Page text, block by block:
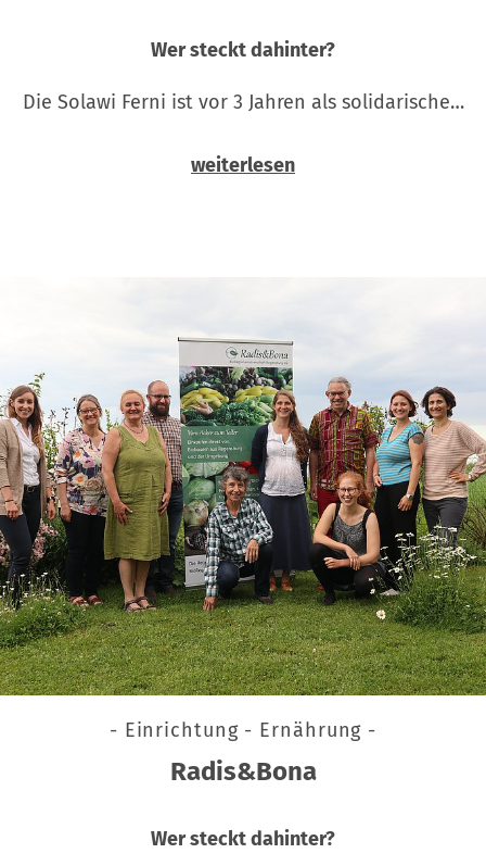
Wer steckt dahinter?
Die Solawi Ferni ist vor 3 Jahren als solidarische…
weiterlesen
- Einrichtung - Ernährung -
Radis&Bona
Wer steckt dahinter?